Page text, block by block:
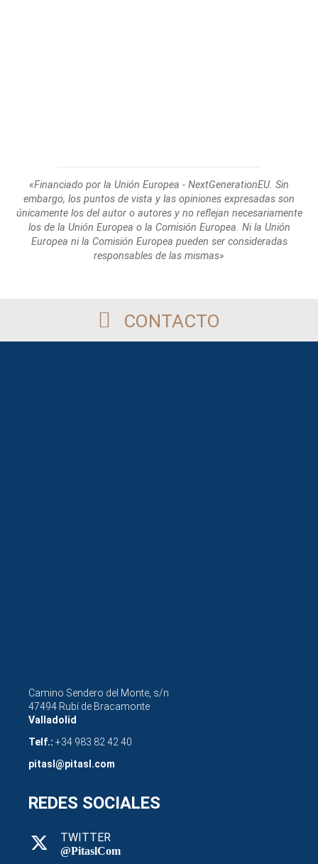
«Financiado por la Unión Europea - NextGenerationEU. Sin
embargo, los puntos de vista y las opiniones expresadas son
únicamente los del autor o autores y no reflejan necesariamente
los de la Unión Europea o la Comisión Europea. Ni la Unión
Europea ni la Comisión Europea pueden ser consideradas
responsables de las mismas»
CONTACTO
Camino Sendero del Monte, s/n
47494 Rubí de Bracamonte
Valladolid
Telf.: +34 983 82 42 40
pitasl@pitasl.com
REDES SOCIALES
TWITTER
@PitaslCom